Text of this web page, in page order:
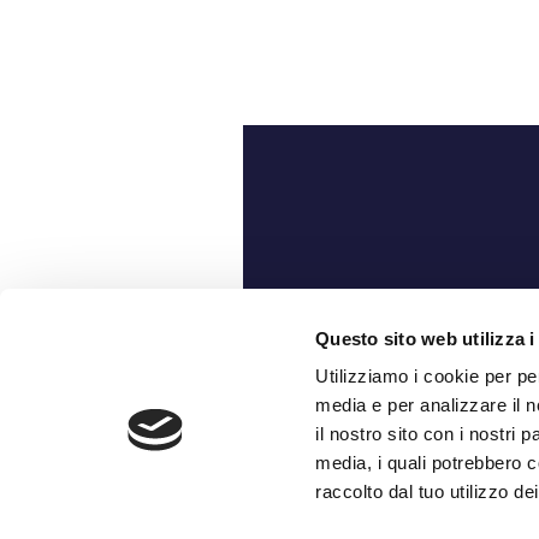
Questo sito web utilizza i
Utilizziamo i cookie per
media e per analizzare il
il nostro sito con i nostri
media, i quali potrebbero
raccolto dal tuo utilizzo